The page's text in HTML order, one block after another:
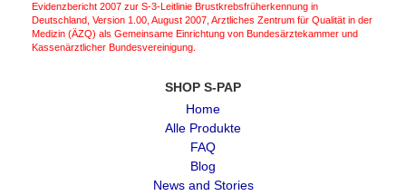
Evidenzbericht 2007 zur S-3-Leitlinie Brustkrebsfrüherkennung in
Deutschland, Version 1.00, August 2007, Arztliches Zentrum für Qualität in der
Medizin (ÄZQ) als Gemeinsame Einrichtung von Bundesärztekammer und
Kassenärztlicher Bundesvereinigung.
SHOP S-PAP
Home
Alle Produkte
FAQ
Blog
News and Stories